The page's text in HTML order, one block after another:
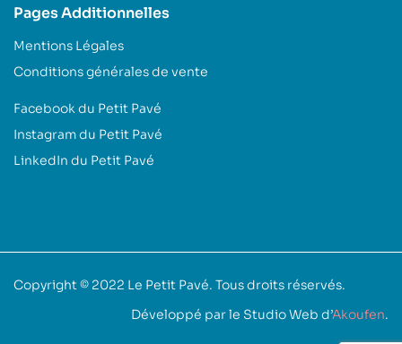
Pages Additionnelles
Mentions Légales
Conditions générales de vente
Facebook du Petit Pavé
Instagram du Petit Pavé
LinkedIn du Petit Pavé
Copyright © 2022 Le Petit Pavé. Tous droits réservés.
Développé par le Studio Web d’Akoufen.